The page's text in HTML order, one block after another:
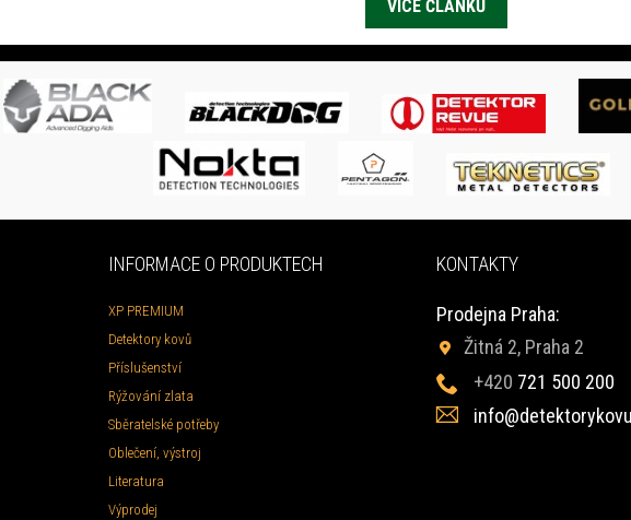
VÍCE ČLÁNKŮ
KONTAKTY
Prodejna Praha:
Žitná 2, Praha 2
+420 721 500 200
INFORMACE O PRODUKTECH
XP PREMIUM
Detektory kovů
Příslušenství
Rýžování zlata
Sběratelské potřeby
Oblečení, výstroj
Literatura
Výprodej